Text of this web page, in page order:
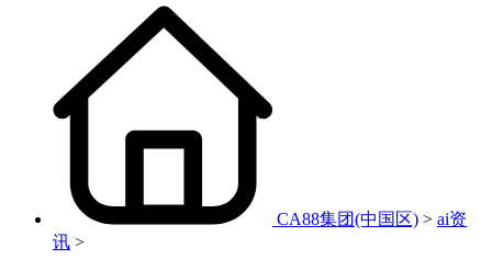
CA88集团(中国区) > ai资
讯 >